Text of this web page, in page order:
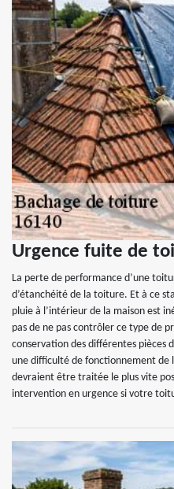
Urgence fuite de
La perte de performance d’une
d’étanchéité de la toiture. Et à ce
pluie à l’intérieur de la maison est
pas de ne pas contrôler ce type de
conservation des différentes pièces
une difficulté de fonctionnement de
devraient être traitée le plus vite
intervention en urgence si votre